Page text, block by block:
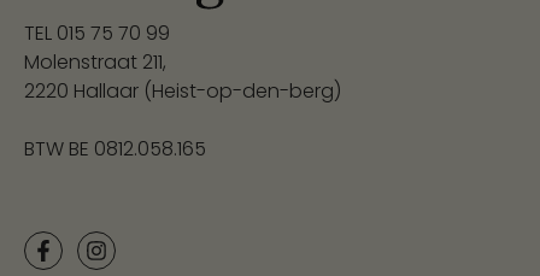
TEL 015 75 70 99
Molenstraat 211,
2220 Hallaar (Heist-op-den-berg)
BTW BE 0812.058.165